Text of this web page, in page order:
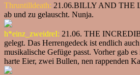
Thruntilldeath: 21.06.BILLY AND THE
ab und zu gelauscht. Nunja.
h*einz_zweidreI: 21.06. THE
gelegt. Das Herrengedeck ist endlich
musikalische Gefüge passt. Vorher gab
harte Eier, zwei Bullen, nen rappenden